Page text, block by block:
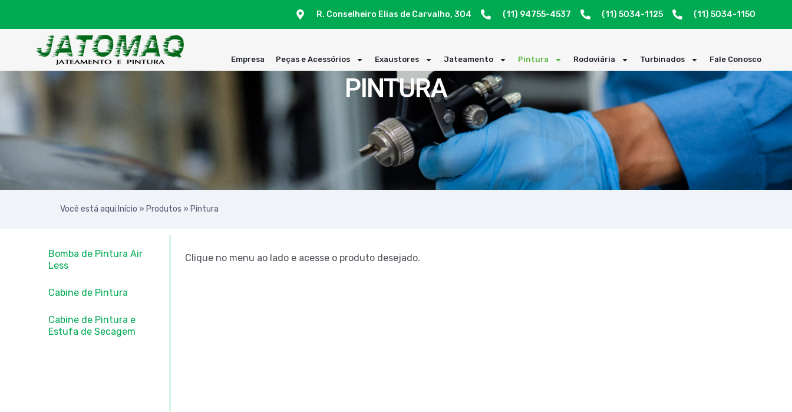
R. Conselheiro Elias de Carvalho, 304 (11) 94755-4537 (11) 5034-1125 (11) 5034-1150
Empresa Peças e Acessórios Exaustores Jateamento Pintura Rodoviária Turbinados Fale Conosco
PINTURA
Você está aqui: Início » Produtos » Pintura
Bomba de Pintura Air
Less
Cabine de Pintura
Cabine de Pintura e
Estufa de Secagem
Clique no menu ao lado e acesse o produto desejado.